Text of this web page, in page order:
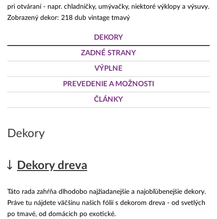
pri otváraní - napr. chladničky, umývačky, niektoré výklopy a výsuvy.
Zobrazený dekor: 218 dub vintage tmavý
DEKORY
ZADNÉ STRANY
VÝPLNE
PREVEDENIE A MOŽNOSTI
ČLÁNKY
Dekory
Dekory dreva
Táto rada zahŕňa dlhodobo najžiadanejšie a najobľúbenejšie dekory.
Práve tu nájdete väčšinu našich fólií s dekorom dreva - od svetlých
po tmavé, od domácich po exotické.